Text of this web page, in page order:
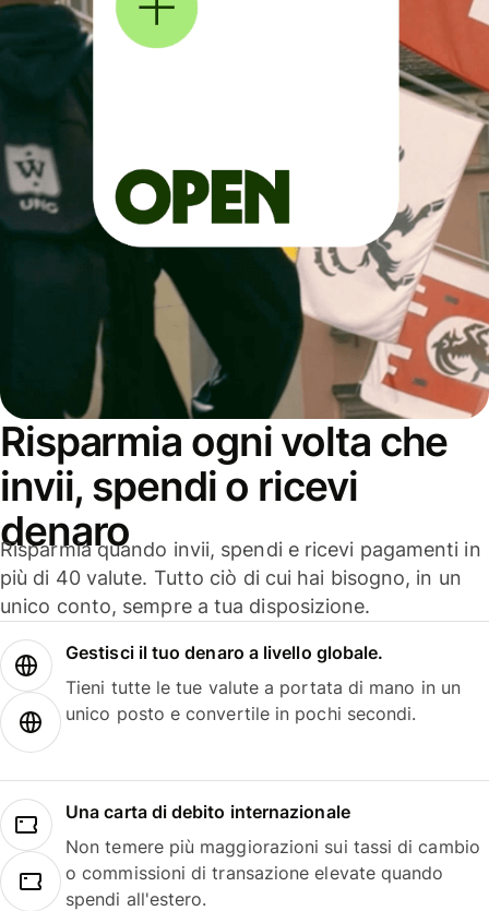
Risparmia ogni volta che
invii, spendi o ricevi
denaro
Risparmia quando invii, spendi e ricevi pagamenti in
più di 40 valute. Tutto ciò di cui hai bisogno, in un
unico conto, sempre a tua disposizione.
Gestisci il tuo denaro a livello globale.
Tieni tutte le tue valute a portata di mano in un
unico posto e convertile in pochi secondi.
Una carta di debito internazionale
Non temere più maggiorazioni sui tassi di cambio
o commissioni di transazione elevate quando
spendi all'estero.